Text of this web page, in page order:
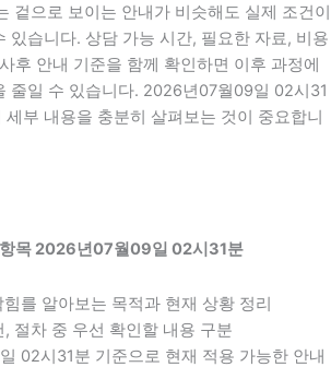
겉으로 보이는 안내가 비슷해도 실제 조건이
있습니다. 상담 가능 시간, 필요한 자료, 비용
후 안내 기준을 함께 확인하면 이후 과정에
줄일 수 있습니다. 2026년07월09일 02시31
부 내용을 충분히 살펴보는 것이 중요합니
목 2026년07월09일 02시31분
를 알아보는 목적과 현재 상황 정리
, 절차 중 우선 확인할 내용 구분
02시31분 기준으로 현재 적용 가능한 안내